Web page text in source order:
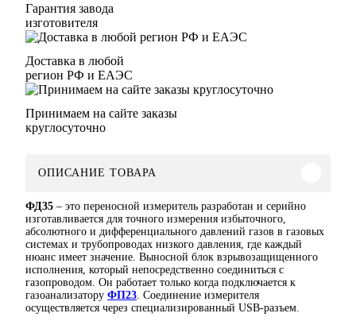
Гарантия завода
изготовителя
Доставка в любой
регион РФ и ЕАЭС
Принимаем на сайте заказы
круглосуточно
ОПИСАНИЕ ТОВАРА
ФД35 – это переносной измеритель разработан и серийно
изготавливается для точного измерения избыточного,
абсолютного и дифференциального давлений газов в газовых
системах и трубопроводах низкого давления, где каждый
нюанс имеет значение. Выносной блок взрывозащищенного
исполнения, который непосредственно соединиться с
газопроводом. Он работает только когда подключается к
газоанализатору ФП23 . Соединение измерителя
осуществляется через специализированный USB-разъем.